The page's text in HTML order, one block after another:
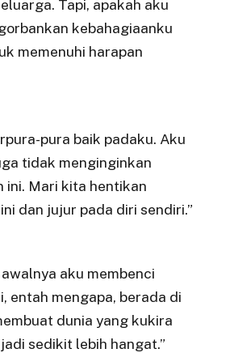
Tapi, apakah aku
kebahagiaanku
memenuhi harapan
pura baik padaku. Aku
tidak menginginkan
ini. Mari kita hentikan
dan jujur pada diri sendiri.”
aku membenci
entah mengapa, berada di
dunia yang kukira
sedikit lebih hangat.”